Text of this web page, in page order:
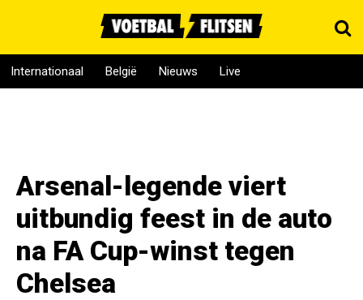
Internationaal België Nieuws Live
Arsenal-legende viert
uitbundig feest in de auto
na FA Cup-winst tegen
Chelsea